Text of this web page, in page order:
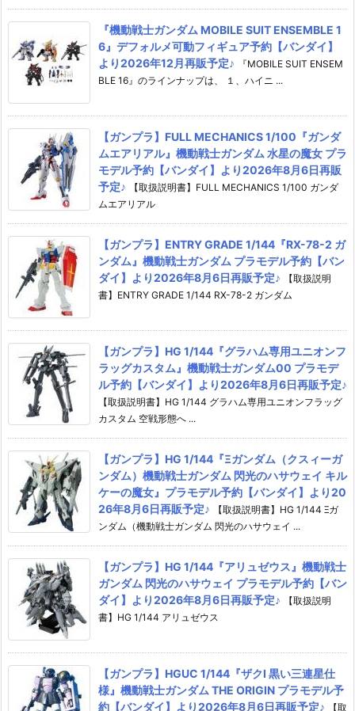
『機動戦士ガンダム MOBILE SUIT ENSEMBLE 1
6』デフォルメ可動フィギュア予約【バンダイ】
より2026年12月再販予定♪
『MOBILE SUIT ENSEM
BLE 16』のラインナップは、 １、ハイニ ...
【ガンプラ】FULL MECHANICS 1/100『ガンダ
ムエアリアル』機動戦士ガンダム 水星の魔女 プラ
モデル予約【バンダイ】より2026年8月6日再販
予定♪
【取扱説明書】FULL MECHANICS 1/100 ガンダ
ムエアリアル
【ガンプラ】ENTRY GRADE 1/144『RX-78-2 ガ
ンダム』機動戦士ガンダム プラモデル予約【バン
ダイ】より2026年8月6日再販予定♪
【取扱説明
書】ENTRY GRADE 1/144 RX-78-2 ガンダム
【ガンプラ】HG 1/144『グラハム専用ユニオンフ
ラッグカスタム』機動戦士ガンダム00 プラモデ
ル予約【バンダイ】より2026年8月6日再販予定♪
【取扱説明書】HG 1/144 グラハム専用ユニオンフラッグ
カスタム 空戦形態へ ...
【ガンプラ】HG 1/144『Ξガンダム（クスィーガ
ンダム）機動戦士ガンダム 閃光のハサウェイ キル
ケーの魔女』プラモデル予約【バンダイ】より20
26年8月6日再販予定♪
【取扱説明書】HG 1/144 Ξガ
ンダム（機動戦士ガンダム 閃光のハサウェイ ...
【ガンプラ】HG 1/144『アリュゼウス』機動戦士
ガンダム 閃光のハサウェイ プラモデル予約【バン
ダイ】より2026年8月6日再販予定♪
【取扱説明
書】HG 1/144 アリュゼウス
【ガンプラ】HGUC 1/144『ザクI 黒い三連星仕
様』機動戦士ガンダム THE ORIGIN プラモデル予
約【バンダイ】より2026年8月6日再販予定♪
【取